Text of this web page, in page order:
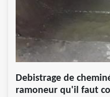
Debistrage de
ramoneur qu'il faut